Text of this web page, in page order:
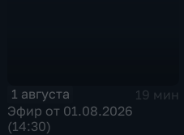
1 августа
19 мин
Эфир от 01.08.2026
(14:30)